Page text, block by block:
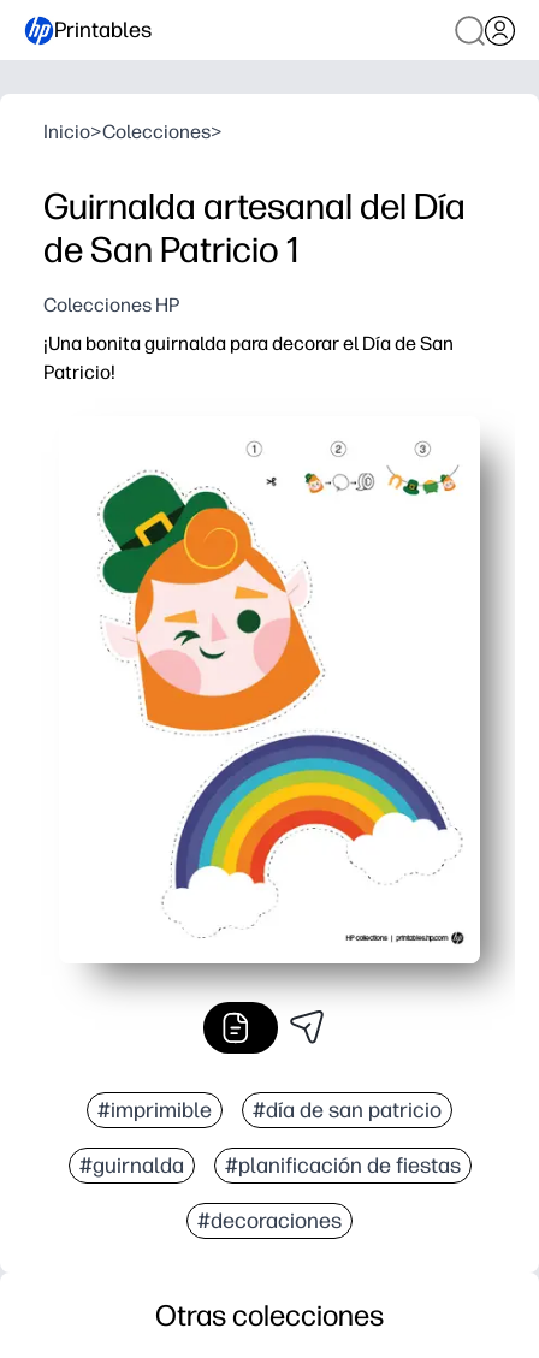
Printables
Inicio>Colecciones>
Guirnalda artesanal del Día
de San Patricio 1
Colecciones HP
¡Una bonita guirnalda para decorar el Día de San
Patricio!
#imprimible #día de san patricio
#guirnalda #planificación de fiestas
#decoraciones
Otras colecciones